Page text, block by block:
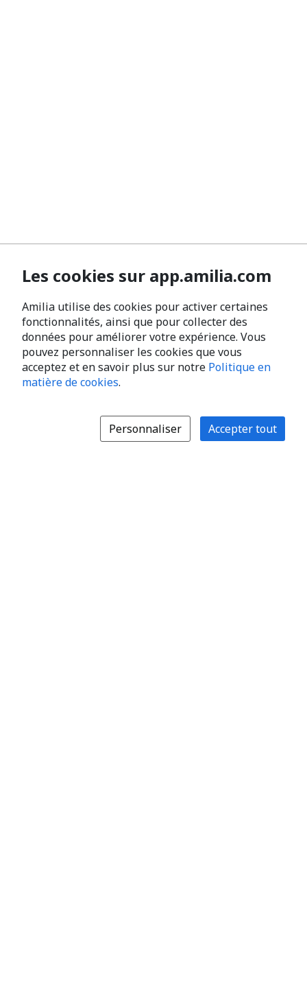
Les cookies sur app.amilia.com
Amilia utilise des cookies pour activer certaines
fonctionnalités, ainsi que pour collecter des
données pour améliorer votre expérience. Vous
pouvez personnaliser les cookies que vous
acceptez et en savoir plus sur notre Politique en
matière de cookies.
Personnaliser Accepter tout